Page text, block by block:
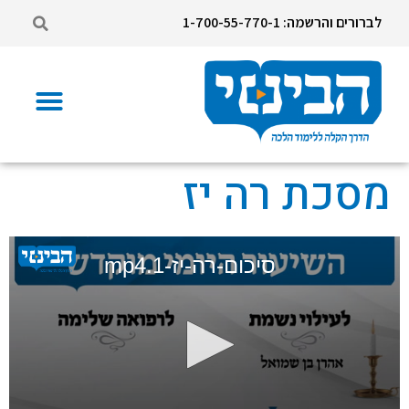
לברורים והרשמה: 1-700-55-770-1
מסכת רה יז
סיכום-רה-יז-1.mp4